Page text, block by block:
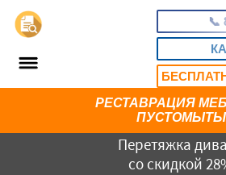
📞
Перетяжка
со скидкой
РЕСТАВРАЦИЯ
ПУСТОМЫТЫ